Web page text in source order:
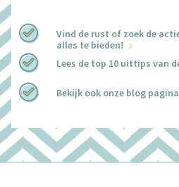
Vind de rust of zoek de
alles te bieden!
Lees de top 10 uittips van
Bekijk ook onze blog